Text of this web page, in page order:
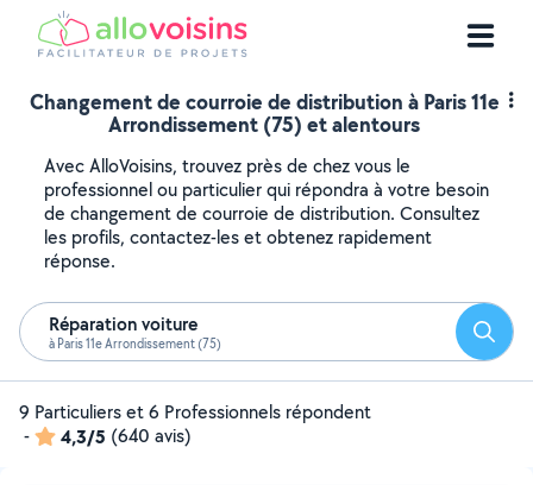
Changement de courroie de distribution à Paris 11e
Arrondissement (75) et alentours
Avec AlloVoisins, trouvez près de chez vous le
professionnel ou particulier qui répondra à votre besoin
de changement de courroie de distribution. Consultez
les profils, contactez-les et obtenez rapidement
réponse.
Réparation voiture
à Paris 11e Arrondissement (75)
9 Particuliers et 6 Professionnels répondent
-
4,3/5 (640 avis)